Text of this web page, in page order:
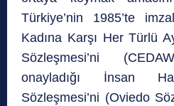
Türkiye’nin 1985’te
Kadına Karşı Her Türlü
Sözleşmesi’ni
onayladığı İnsan
Sözleşmesi’ni (Oviedo